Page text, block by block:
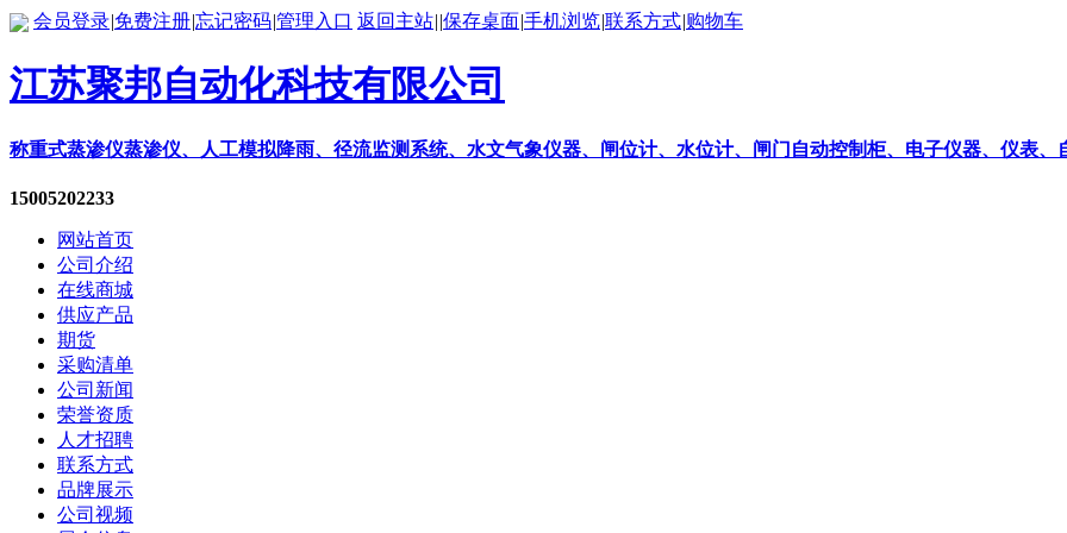
会员登录|免费注册|忘记密码|管理入口 返回主站||保存桌面|手机浏览|联系方式|购物车
江苏聚邦自动化科技有限公司
称重式蒸渗仪蒸渗仪、人工模拟降雨、径流监测系统、水文气象仪器、闸位计、水位计、闸门自动控制柜、电子仪器、仪表、
15005202233
网站首页
公司介绍
在线商城
供应产品
期货
采购清单
公司新闻
荣誉资质
人才招聘
联系方式
品牌展示
公司视频